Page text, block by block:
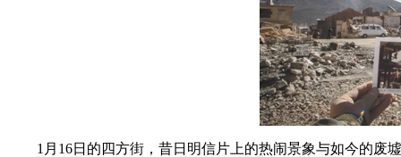
1月16日的四方街，昔日明信片上的热闹景象与如今的废